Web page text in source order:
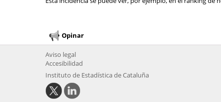
Opinar
Aviso legal
Accesibilidad
Instituto de Estadística de Cataluña